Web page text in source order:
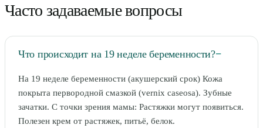
Часто задаваемые вопросы
Что происходит на 19 неделе беременности?−
На 19 неделе беременности (акушерский срок) Кожа
покрыта первородной смазкой (vernix caseosa). Зубные
зачатки. С точки зрения мамы: Растяжки могут появиться.
Полезен крем от растяжек, питьё, белок.